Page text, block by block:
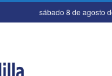
sábado 8 de agosto